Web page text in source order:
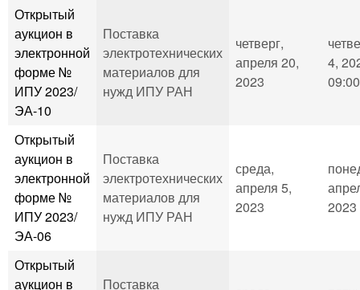
Открытый
аукцион в
электронной
форме №
ИПУ 2023/
ЭА-10
Поставка
электротехнических
материалов для
нужд ИПУ РАН
четверг,
апреля 20,
2023
4,
09:00
Открытый
аукцион в
электронной
форме №
ИПУ 2023/
ЭА-06
Поставка
электротехнических
материалов для
нужд ИПУ РАН
среда,
апреля 5,
2023
2023
Открытый
аукцион в
Поставка